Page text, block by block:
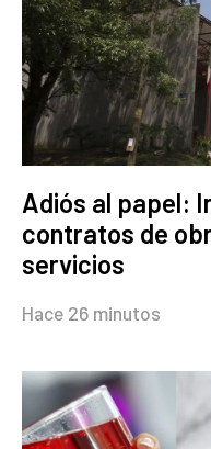
Adiós al papel:
contratos de
servicios
Hace 26 minutos